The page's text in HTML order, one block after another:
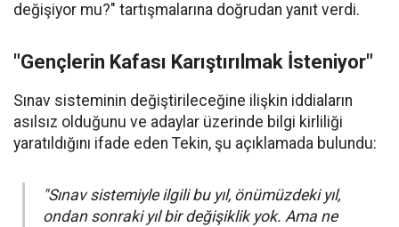
değişiyor mu?" tartışmalarına doğrudan yanıt verdi.
"Gençlerin Kafası Karıştırılmak İsteniyor"
Sınav sisteminin değiştirileceğine ilişkin iddiaların
asılsız olduğunu ve adaylar üzerinde bilgi kirliliği
yaratıldığını ifade eden Tekin, şu açıklamada bulundu:
"Sınav sistemiyle ilgili bu yıl, önümüzdeki yıl,
ondan sonraki yıl bir değişiklik yok. Ama ne